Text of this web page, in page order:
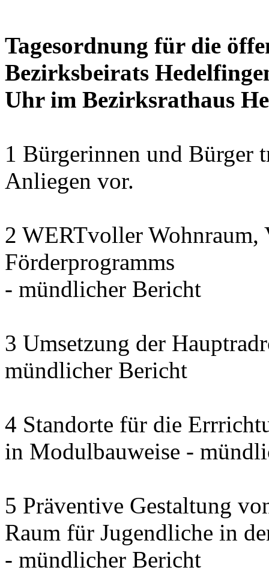
Tagesordnung für die
Bezirksbeirats
Uhr im Bezirksrathaus
1 Bürgerinnen und Bürger
Anliegen vor.
2 WERTvoller Wohnraum,
Förderprogramms
- mündlicher Bericht
3 Umsetzung der
mündlicher Bericht
4 Standorte für die
in Modulbauweise -
5 Präventive Gestaltung
Raum für Jugendliche in
- mündlicher Bericht